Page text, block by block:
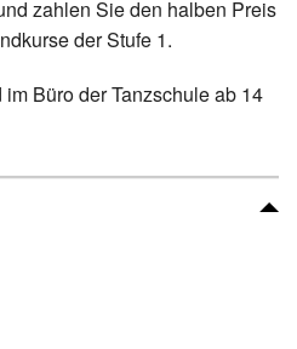
zahlen Sie den halben Preis
der Stufe 1.
Büro der Tanzschule ab 14